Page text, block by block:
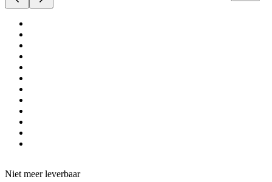
Niet meer leverbaar